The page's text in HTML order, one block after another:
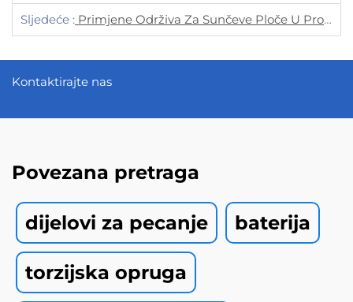
Sljedeće : Primjene Održiva Za Sunčeve Ploče U Projektima Obnovljivih Izvora Energije
Kontaktirajte nas
Povezana pretraga
dijelovi za pecanje baterija
torzijska opruga